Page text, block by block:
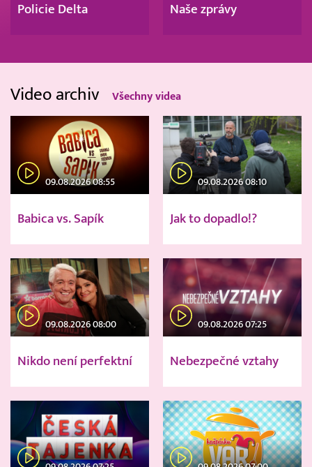
Policie Delta Naše zprávy
Video archiv Všechny videa
09.08.2026 08:55
Babica vs. Sapík
09.08.2026 08:10
Jak to dopadlo!?
09.08.2026 08:00
Nikdo není perfektní
09.08.2026 07:25
Nebezpečné vztahy